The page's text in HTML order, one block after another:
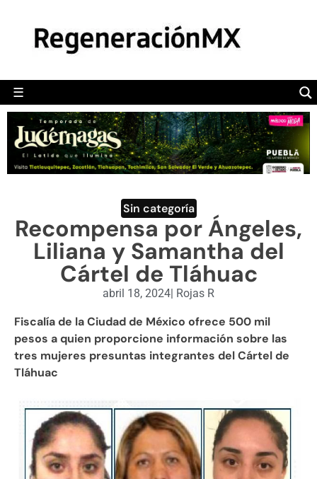
☰
POLÍTICA
CAMALEÓN
OPINIÓN
DEPORTES
ENGLISH SECTION
VIDEOS
Sin categoría
Recompensa por Ángeles,
Liliana y Samantha del
Cártel de Tláhuac
abril 18, 2024| Rojas R
Fiscalía de la Ciudad de México ofrece 500 mil
pesos a quien proporcione información sobre las
tres mujeres presuntas integrantes del Cártel de
Tláhuac